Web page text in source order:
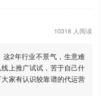
10318 人阅读
2年行业不景气，生意难
上推广试试，苦于自己什
家有认识较靠谱的代运营